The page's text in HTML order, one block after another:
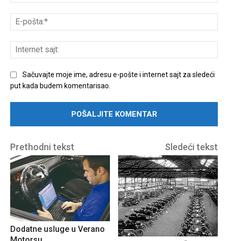
Sačuvajte moje ime, adresu e-pošte i internet sajt za sledeći
put kada budem komentarisao.
Prethodni tekst
Dodatne usluge u Verano
Sledeći tekst